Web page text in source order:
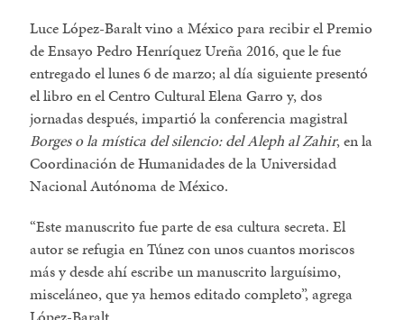
Luce López-Baralt vino a México para recibir el Premio
de Ensayo Pedro Henríquez Ureña 2016, que le fue
entregado el lunes 6 de marzo; al día siguiente presentó
el libro en el Centro Cultural Elena Garro y, dos
jornadas después, impartió la conferencia magistral
Borges o la mística del silencio: del Aleph al Zahir, en la
Coordinación de Humanidades de la Universidad
Nacional Autónoma de México.
Este manuscrito fue parte de esa cultura secreta. El
autor se refugia en Túnez con unos cuantos moriscos
más y desde ahí escribe un manuscrito larguísimo,
misceláneo, que ya hemos editado completo, agrega